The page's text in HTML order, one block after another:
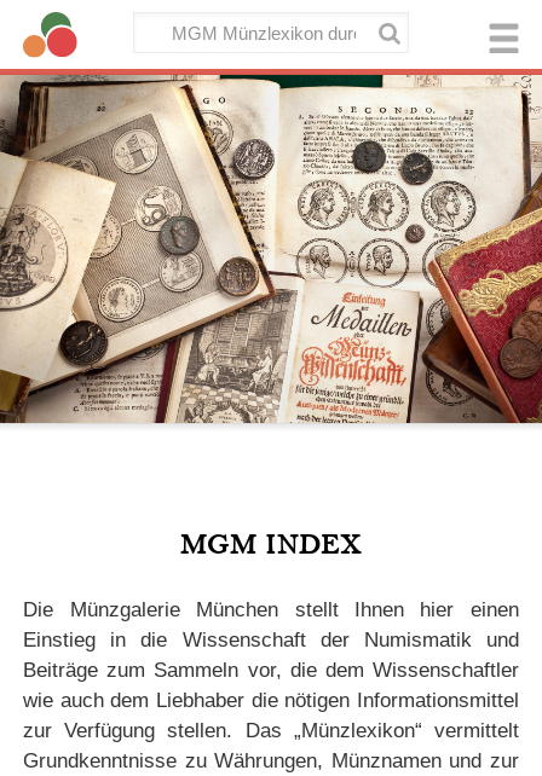
MGM INDEX
Die Münzgalerie München stellt Ihnen hier einen
Einstieg in die Wissenschaft der Numismatik und
Beiträge zum Sammeln vor, die dem Wissenschaftler
wie auch dem Liebhaber die nötigen Informationsmittel
zur Verfügung stellen. Das „Münzlexikon“ vermittelt
Grundkenntnisse zu Währungen, Münznamen und zur